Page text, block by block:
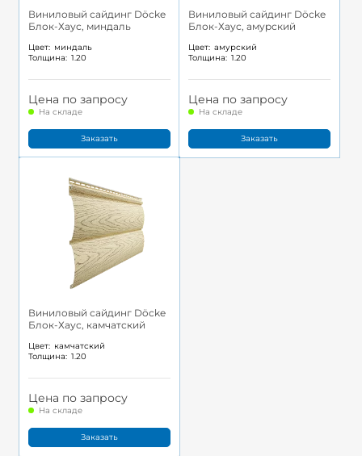
Виниловый сайдинг Döcke
Блок-Хаус, миндаль
Цвет: миндаль
Толщина: 1.20
Цена по запросу
На складе
Заказать
Виниловый сайдинг Döcke
Блок-Хаус, амурский
Цвет: амурский
Толщина: 1.20
Цена по запросу
На складе
Заказать
Виниловый сайдинг Döcke
Блок-Хаус, камчатский
Цвет: камчатский
Толщина: 1.20
Цена по запросу
На складе
Заказать